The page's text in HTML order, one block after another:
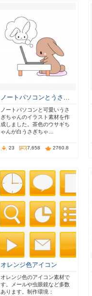
ノートパソコンとうさ…
ノートパソコンと可愛いうさ
ぎちゃんのイラスト素材を作
成しました。茶色のウサギち
ゃんが白うさぎちゃ…
23 7,658 2760.8
オレンジ色アイコン
オレンジ色のアイコン素材で
す。メールや虫眼鏡など多数
あります。制作環境：